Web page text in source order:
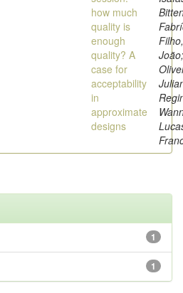
how much
quality is
enough
quality? A
case for
acceptability
in
approximate
designs
Filho,
João;
1
1